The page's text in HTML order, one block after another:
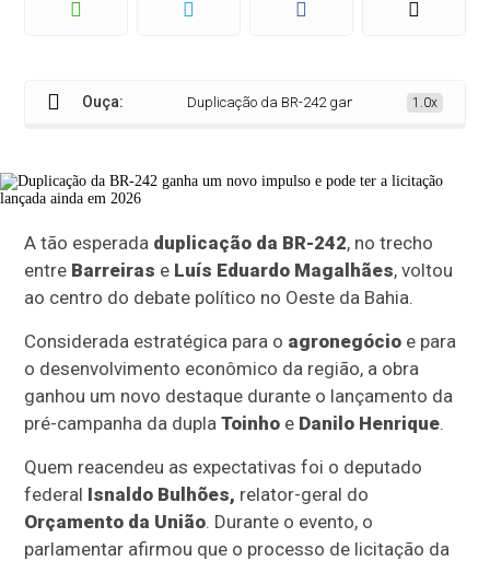
Ouça: Duplicação da BR-242 ganha um novo impulso e
1.0x
A tão esperada duplicação da BR-242, no trecho
entre Barreiras e Luís Eduardo Magalhães, voltou
ao centro do debate político no Oeste da Bahia.
Considerada estratégica para o agronegócio e para
o desenvolvimento econômico da região, a obra
ganhou um novo destaque durante o lançamento da
pré-campanha da duplaToinho e Danilo Henrique.
Quem reacendeu as expectativas foi o deputado
federal Isnaldo Bulhões, relator-geral do
Orçamento da União. Durante o evento, o
parlamentar afirmou que o processo de licitação da